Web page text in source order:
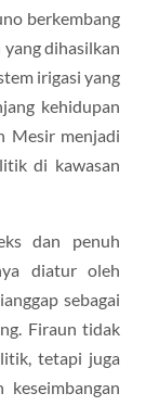
berkembang
dihasilkan
irigasi yang
kehidupan
Mesir menjadi
di kawasan
dan penuh
diatur oleh
sebagai
Firaun tidak
tetapi juga